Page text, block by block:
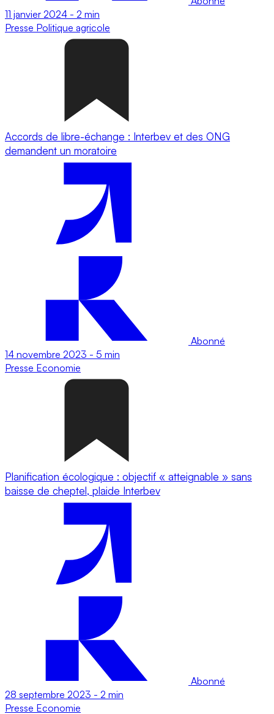
11 janvier 2024 - 2 min
Presse Politique agricole
Accords de libre-échange : Interbev et des ONG
demandent un moratoire
Abonné
14 novembre 2023 - 5 min
Presse Economie
Planification écologique : objectif « atteignable » sans
baisse de cheptel, plaide Interbev
Abonné
28 septembre 2023 - 2 min
Presse Economie